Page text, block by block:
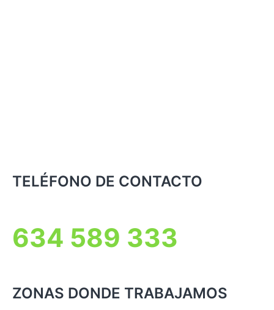
TELÉFONO DE CONTACTO
634 589 333
ZONAS DONDE TRABAJAMOS